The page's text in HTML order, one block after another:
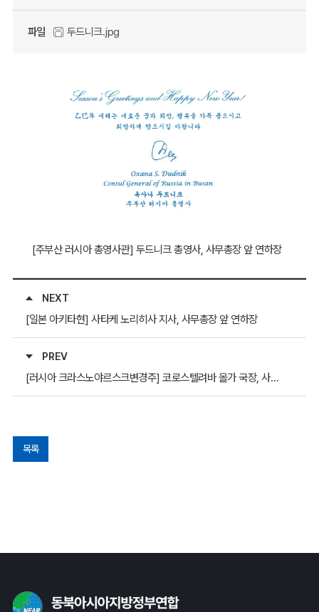
파일 두드니크.jpg
[주부산 러시아 총영사관] 두드니크 총영사, 사무총장 앞 연하장
NEXT
[일본 아키타현] 사타케 노리히사 지사, 사무총장 앞 연하장
PREV
[러시아 크라스노야르스크변경주] 코로스텔려바 올가 국장, 사무총장 앞 연하장
목록